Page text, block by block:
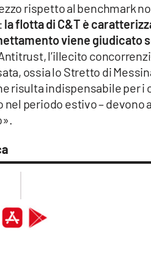
rispetto al benchmark
la flotta di C&T è
viene giudicato
l’illecito
ossia lo Stretto di
risulta indispensabile per i
periodo estivo – devono